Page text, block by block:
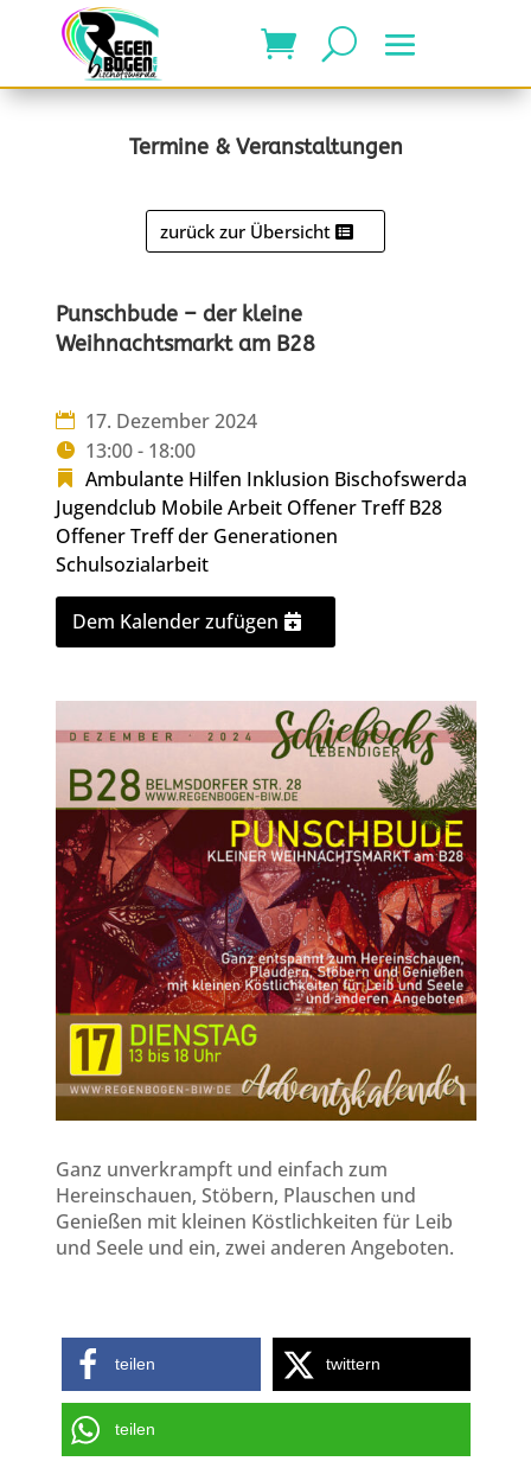
Termine & Veranstaltungen
zurück zur Übersicht
Punschbude – der kleine
Weihnachtsmarkt am B28
17. Dezember 2024
13:00 - 18:00
Ambulante Hilfen Inklusion Bischofswerda
Jugendclub Mobile Arbeit Offener Treff B28
Offener Treff der Generationen
Schulsozialarbeit
Dem Kalender zufügen
Ganz unverkrampft und einfach zum
Hereinschauen, Stöbern, Plauschen und
Genießen mit kleinen Köstlichkeiten für Leib
und Seele und ein, zwei anderen Angeboten.
teilen twittern
teilen